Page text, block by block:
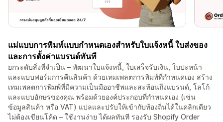
แม่แบบการพิมพ์แบบกำหนดเองสำหรับใบแจ้งหนี้ ใบส่งของ
และการตั้งค่าแบรนด์ทันที
ยกระดับสิ่งที่จำเป็น – พัฒนาใบแจ้งหนี้, ใบเสร็จรับเงิน, ใบปะหน้า
และแบบฟอร์มการคืนสินค้า ด้วยเทมเพลตการพิมพ์ที่กำหนดเอง สร้าง
เทมเพลตการพิมพ์ที่มีความเป็นมืออาชีพและสะท้อนถึงแบรนด์, โลโก้
และแบบอักษรของคุณ พร้อมด้วยองค์ประกอบที่กำหนดเอง (เช่น
ข้อมูลสินค้า หรือ VAT) แปลและปรับให้เข้ากับท้องถิ่นได้ในคลิกเดียว
ไม่ต้องเขียนโค้ด – ใช้งานง่าย ได้ผลทันที รองรับ Shopify Order